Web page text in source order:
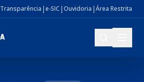
Transparência |e-SIC |Ouvidoria |Área Restrita